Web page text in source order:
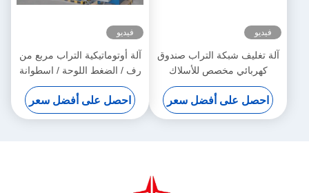
فيديو
آلة تغليف شبكة التراب صندوق
كهربائي مخصص للأسلاك
المعاوضة والصحافة 2x1x1m
احصل على أفضل سعر
فيديو
آلة أوتوماتيكية التراب مربع من
رف / الضغط اللوحة / اسطوانة
النفط ووحدة ضخ النفط
احصل على أفضل سعر